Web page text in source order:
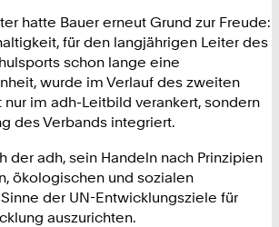
hatte Bauer erneut Grund zur Freude:
für den langjährigen Leiter des
schon lange eine
wurde im Verlauf des zweiten
im adh-Leitbild verankert, sondern
des Verbands integriert.
der adh, sein Handeln nach Prinzipien
ökologischen und sozialen
der UN-Entwicklungsziele für
auszurichten.